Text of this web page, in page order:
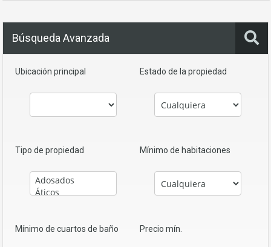
Búsqueda Avanzada
Ubicación principal Estado de la propiedad
Tipo de propiedad Mínimo de habitaciones
Mínimo de cuartos de baño Precio mín.